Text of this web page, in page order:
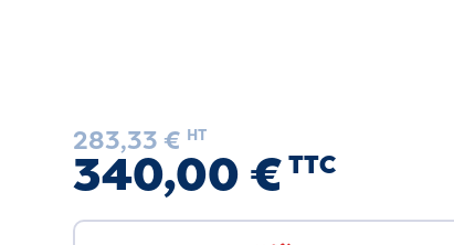
283,33 € HT
340,00 € TTC